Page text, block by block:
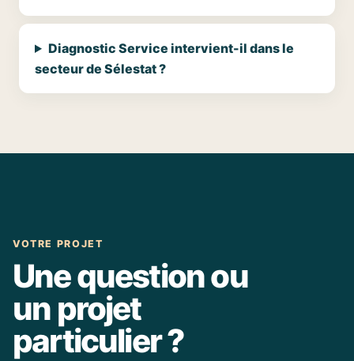
Diagnostic Service intervient-il dans le
secteur de Sélestat ?
VOTRE PROJET
Une question ou
un projet
particulier ?